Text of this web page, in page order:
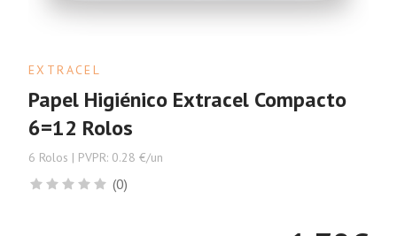
EXTRACEL
Papel Higiénico Extracel Compacto
6=12 Rolos
6 Rolos | PVPR: 0.28 €/un
(0)